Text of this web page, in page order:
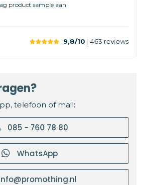
product sample aan
9,8/10 | 463 reviews
telefoon of mail:
085 - 760 78 80
WhatsApp